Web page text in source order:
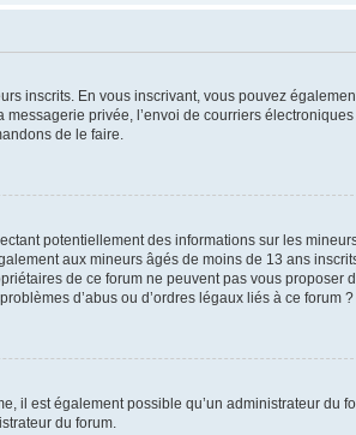
inscrits. En vous inscrivant, vous pouvez
privée, l’envoi de courriers
de le faire.
potentiellement des informations sur les
aux mineurs âgés de moins de 13 ans
de ce forum ne peuvent pas vous proposer
d’abus ou d’ordres légaux liés à ce forum ?
il est également possible qu’un administrateur du
du forum.